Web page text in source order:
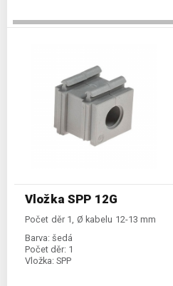
Vložka SPP 12G
Počet děr 1, Ø kabelu 12-13 mm
Barva: šedá
Počet děr: 1
Vložka: SPP